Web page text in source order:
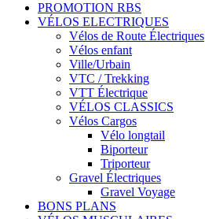
PROMOTION RBS
VÉLOS ELECTRIQUES
Vélos de Route Électriques
Vélos enfant
Ville/Urbain
VTC / Trekking
VTT Électrique
VÉLOS CLASSICS
Vélos Cargos
Vélo longtail
Biporteur
Triporteur
Gravel Électriques
Gravel Voyage
BONS PLANS